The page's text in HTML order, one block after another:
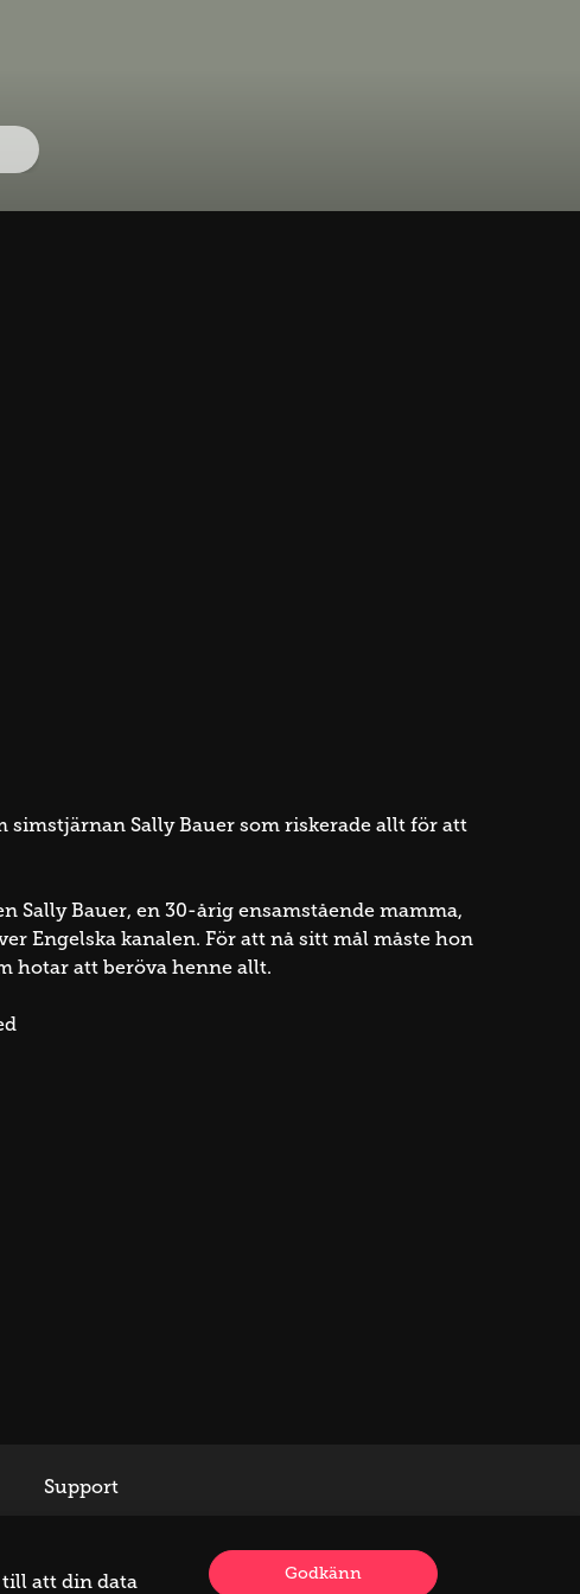
simstjärnan Sally Bauer som riskerade allt för att
Sally Bauer, en 30-årig ensamstående mamma,
Engelska kanalen. För att nå sitt mål måste hon
hotar att beröva henne allt.
Support
att din data
Godkänn